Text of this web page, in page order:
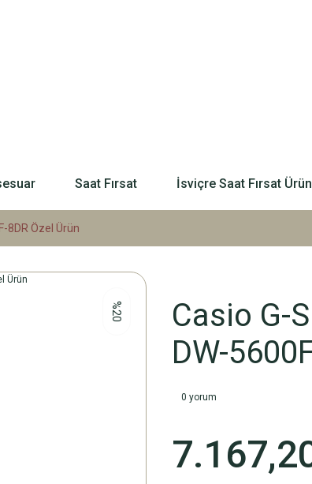
Saat Fırsat İsviçre Saat Fırsat
8DR Özel Ürün
%20
Casio G-
DW-
0 yorum